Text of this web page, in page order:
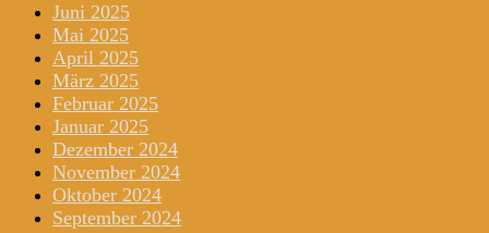
Juni 2025
Mai 2025
April 2025
März 2025
Februar 2025
Januar 2025
Dezember 2024
November 2024
Oktober 2024
September 2024